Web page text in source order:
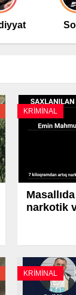
KRİMİNAL
narkotik
KRİMİNAL